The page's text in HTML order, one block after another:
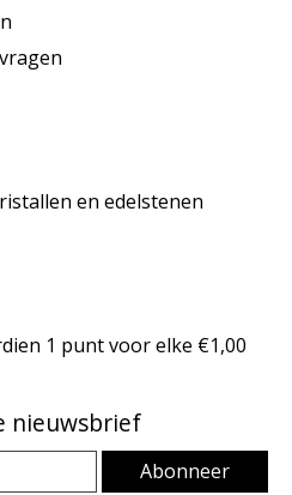
en edelstenen
1 punt voor elke €1,00
nieuwsbrief
Abonneer